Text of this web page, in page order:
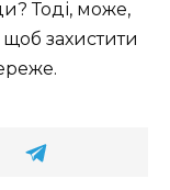
Тоді, може,
захистити